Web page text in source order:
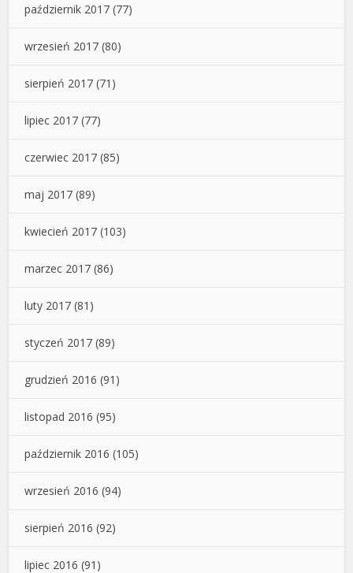
październik 2017 (77)
wrzesień 2017 (80)
sierpień 2017 (71)
lipiec 2017 (77)
czerwiec 2017 (85)
maj 2017 (89)
kwiecień 2017 (103)
marzec 2017 (86)
luty 2017 (81)
styczeń 2017 (89)
grudzień 2016 (91)
listopad 2016 (95)
październik 2016 (105)
wrzesień 2016 (94)
sierpień 2016 (92)
lipiec 2016 (91)